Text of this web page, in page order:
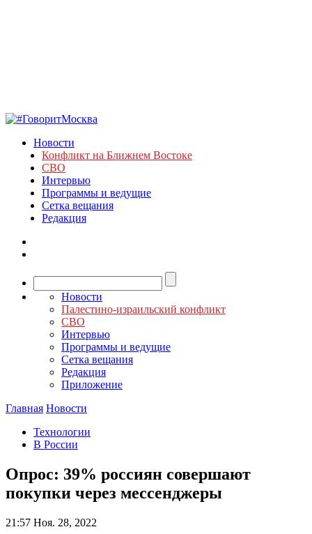
Новости
Конфликт на Ближнем Востоке
СВО
Интервью
Программы и ведущие
Сетка вещания
Редакция
Новости
Палестино-израильский конфликт
СВО
Интервью
Программы и ведущие
Сетка вещания
Редакция
Приложение
Главная Новости
Технологии
В России
Опрос: 39% россиян совершают
покупки через мессенджеры
21:57 Ноя. 28, 2022